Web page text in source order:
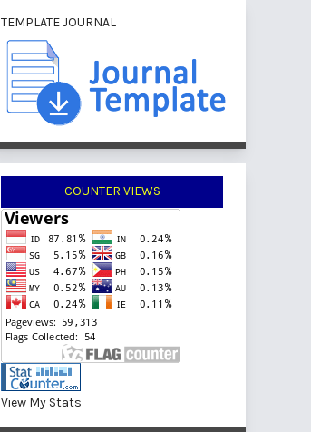
TEMPLATE JOURNAL
COUNTER VIEWS
View My Stats